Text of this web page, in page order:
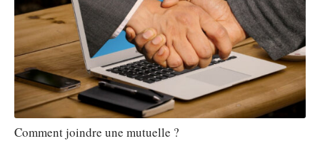
Comment joindre une mutuelle ?